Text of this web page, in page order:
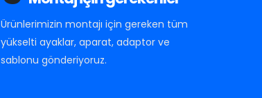
Ürünlerimizin montajı için gereken tüm
yükselti ayaklar, aparat, adaptor ve
sablonu gönderiyoruz.